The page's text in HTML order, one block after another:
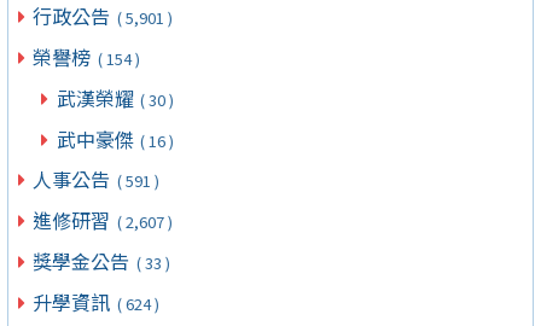
行政公告 ( 5,901 )
榮譽榜 ( 154 )
武漢榮耀 ( 30 )
武中豪傑 ( 16 )
人事公告 ( 591 )
進修研習 ( 2,607 )
獎學金公告 ( 33 )
升學資訊 ( 624 )